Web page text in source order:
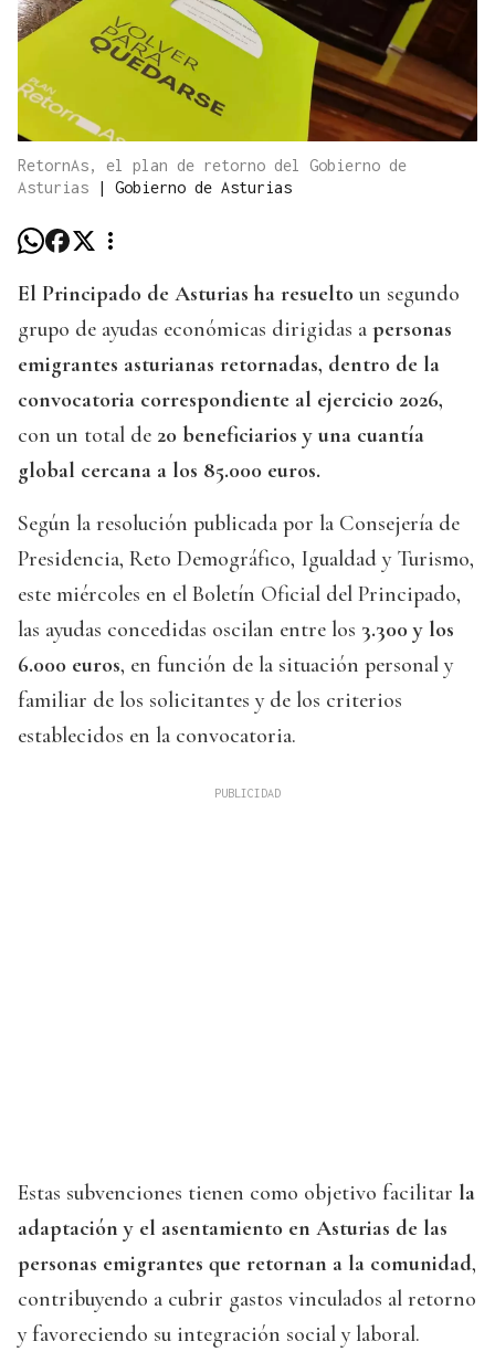
RetornAs, el plan de retorno del Gobierno de
Asturias
| Gobierno de Asturias
El Principado de Asturias ha resuelto un segundo
grupo de ayudas económicas dirigidas a personas
emigrantes asturianas retornadas, dentro de la
convocatoria correspondiente al ejercicio 2026,
con un total de 20 beneficiarios y una cuantía
global cercana a los 85.000 euros.
Según la resolución publicada por la Consejería de
Presidencia, Reto Demográfico, Igualdad y Turismo,
este miércoles en el Boletín Oficial del Principado,
las ayudas concedidas oscilan entre los 3.300 y los
6.000 euros, en función de la situación personal y
familiar de los solicitantes y de los criterios
establecidos en la convocatoria.
Estas subvenciones tienen como objetivo facilitar la
adaptación y el asentamiento en Asturias de las
personas emigrantes que retornan a la comunidad,
contribuyendo a cubrir gastos vinculados al retorno
y favoreciendo su integración social y laboral.